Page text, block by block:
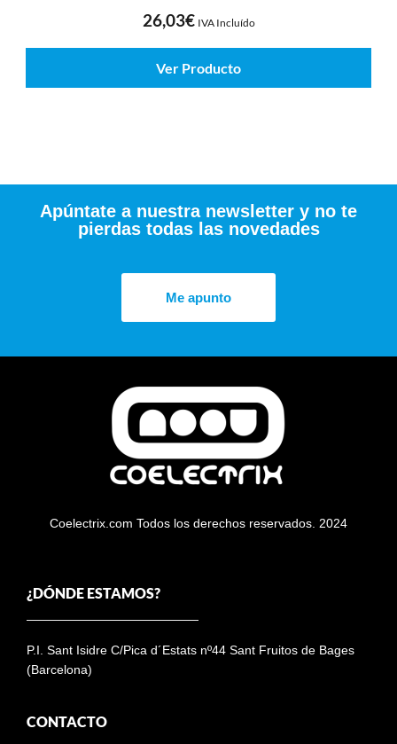
26,03€ IVA Incluído
Ver Producto
Apúntate a nuestra newsletter y no te
pierdas todas las novedades
Me apunto
Coelectrix.com Todos los derechos reservados. 2024
¿DÓNDE ESTAMOS?
P.I. Sant Isidre C/Pica d´Estats nº44 Sant Fruitos de Bages
(Barcelona)
CONTACTO